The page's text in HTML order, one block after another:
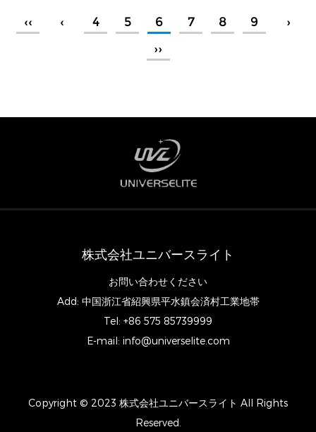
‹‹ ‹ 4 5 6 7 8 9
›
››
株式会社ユニバースライト
お問い合わせください
Add: 中国浙江省紹興県平水鎮会済村工業地帯
Tel: +86 575 85739999
E-mail: info@universelite.com
Copyright © 2023 株式会社ユニバースライト All Rights
Reserved.